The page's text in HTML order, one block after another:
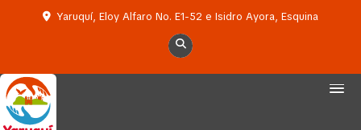
Yaruquí, Eloy Alfaro No. E1-52 e Isidro Ayora, Esquina